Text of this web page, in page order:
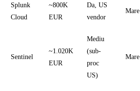
Splunk
Cloud
~800K
EUR
Da, US
vendor
Mare
Sentinel
~1.020K
EUR
Mediu
(sub-
proc
US)
Mare